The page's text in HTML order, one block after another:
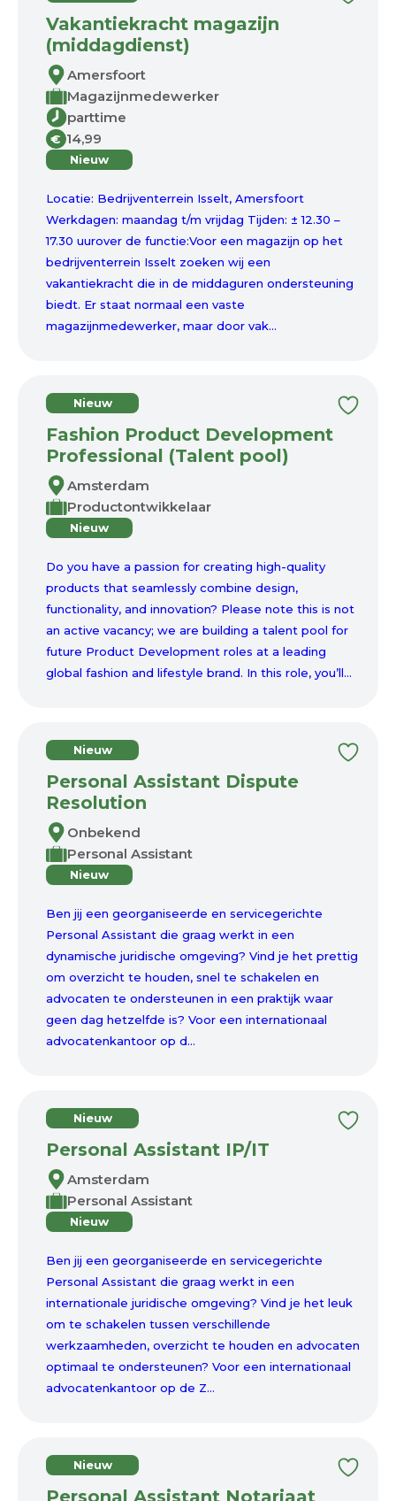
Vakantiekracht magazijn
(middagdienst)
Amersfoort
Magazijnmedewerker
parttime
€ 14,99
Nieuw
Locatie: Bedrijventerrein Isselt, Amersfoort
Werkdagen: maandag t/m vrijdag Tijden: ± 12.30 –
17.30 uurover de functie:Voor een magazijn op het
bedrijventerrein Isselt zoeken wij een
vakantiekracht die in de middaguren ondersteuning
biedt. Er staat normaal een vaste
magazijnmedewerker, maar door vak...
Nieuw
Fashion Product Development
Professional (Talent pool)
Amsterdam
Productontwikkelaar
Nieuw
Do you have a passion for creating high-quality
products that seamlessly combine design,
functionality, and innovation? Please note this is not
an active vacancy; we are building a talent pool for
future Product Development roles at a leading
global fashion and lifestyle brand. In this role, you’ll...
Nieuw
Personal Assistant Dispute
Resolution
Onbekend
Personal Assistant
Nieuw
Ben jij een georganiseerde en servicegerichte
Personal Assistant die graag werkt in een
dynamische juridische omgeving? Vind je het prettig
om overzicht te houden, snel te schakelen en
advocaten te ondersteunen in een praktijk waar
geen dag hetzelfde is? Voor een internationaal
advocatenkantoor op d...
Nieuw
Personal Assistant IP/IT
Amsterdam
Personal Assistant
Nieuw
Ben jij een georganiseerde en servicegerichte
Personal Assistant die graag werkt in een
internationale juridische omgeving? Vind je het leuk
om te schakelen tussen verschillende
werkzaamheden, overzicht te houden en advocaten
optimaal te ondersteunen? Voor een internationaal
advocatenkantoor op de Z...
Nieuw
Personal Assistant Notariaat